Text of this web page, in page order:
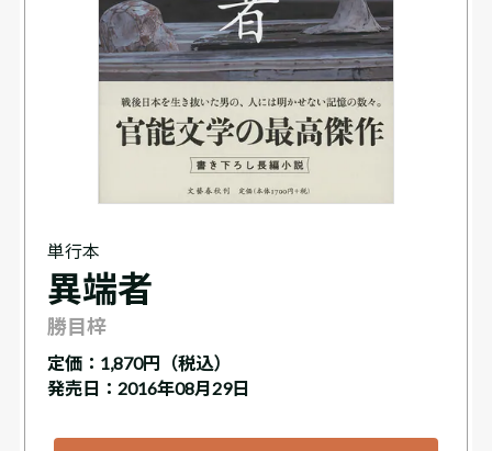
単行本
異端者
勝目梓
定価： 1,870円（税込）
発売日：2016年08月29日